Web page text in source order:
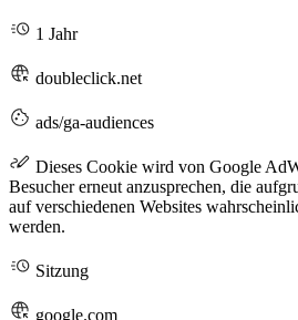
1 Jahr
doubleclick.net
ads/ga-audiences
Dieses Cookie wird von Google
Besucher erneut anzusprechen, die
auf verschiedenen Websites
werden.
Sitzung
google.com